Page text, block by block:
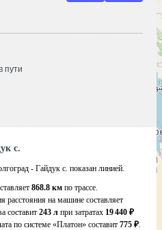
пути
с.
- Гайдук с. показан линией.
868.8 км по трассе.
расстояния на машине составляет
составит 243 л при затратах 19 440 ₽
по системе «Платон» составит 775 ₽.